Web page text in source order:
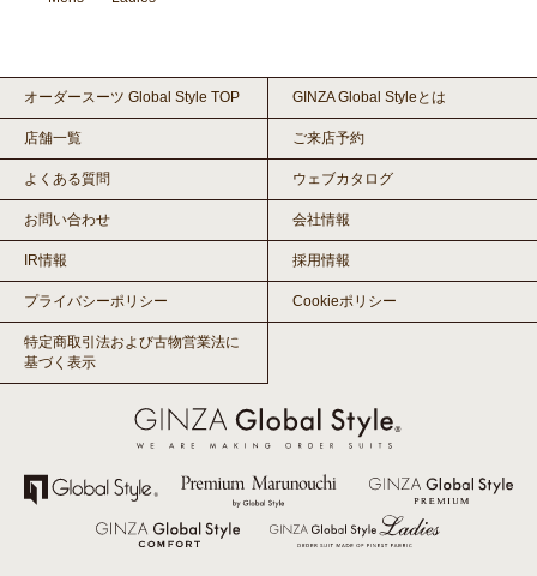
オーダースーツ Global Style TOP GINZA Global Styleとは
店舗一覧 ご来店予約
よくある質問 ウェブカタログ
お問い合わせ 会社情報
IR情報 採用情報
プライバシーポリシー Cookieポリシー
特定商取引法および古物営業法に
基づく表示